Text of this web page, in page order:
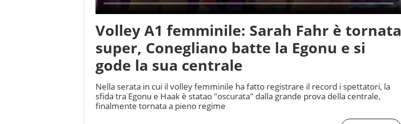
Volley A1 femminile: Sarah Fahr è tornata
super, Conegliano batte la Egonu e si
gode la sua centrale
Nella serata in cui il volley femminile ha fatto registrare il record i spettatori, la
sfida tra Egonu e Haak è statao "oscurata" dalla grande prova della centrale,
finalmente tornata a pieno regime